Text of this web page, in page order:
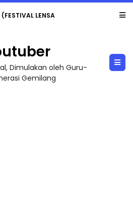
PENDIDIKAN - FLeP) 2026
Dimulakan oleh Guru-
Gemilang